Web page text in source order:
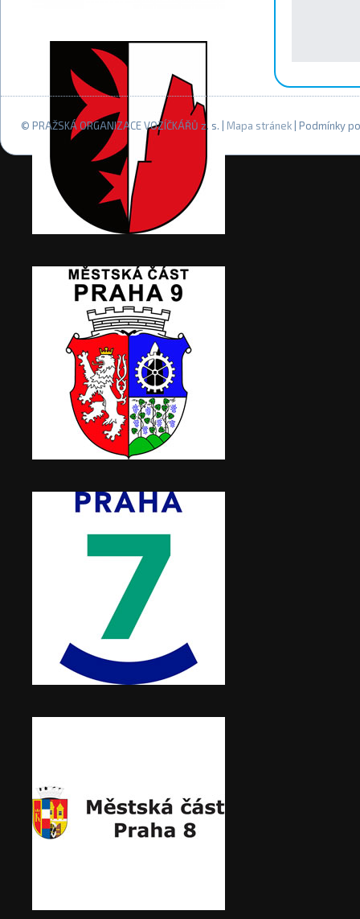
© PRAŽSKÁ ORGANIZACE VOZÍČKÁŘŮ z. s. | Mapa stránek | Podmínky